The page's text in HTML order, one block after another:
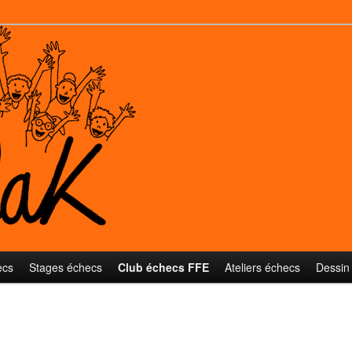
Stages échecs Club échecs FFE Ateliers échecs Dessin